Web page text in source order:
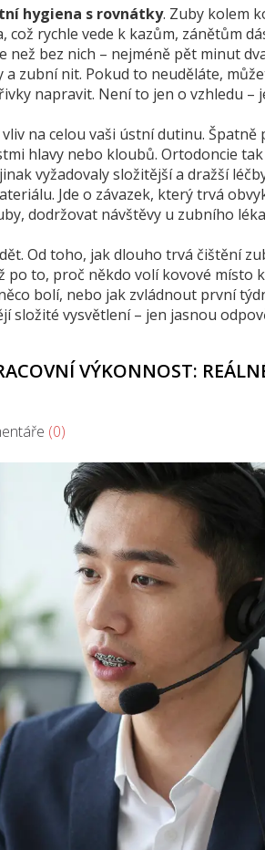
hygiena s rovnátky. Zuby kolem
což rychle vede k kazům, zánětům
bez nich – nejméně pět minut
zubní nit. Pokud to neuděláte,
napravit. Není to jen o vzhledu –
na celou vaši ústní dutinu.
hlavy nebo kloubů. Ortodoncie
vyžadovaly složitější a dražší
Jde o závazek, který trvá
dodržovat návštěvy u zubního
Od toho, jak dlouho trvá čištění
po to, proč někdo volí kovové místo
bolí, nebo jak zvládnout první
složité vysvětlení – jen jasnou
VÝKONNOST:
(0)